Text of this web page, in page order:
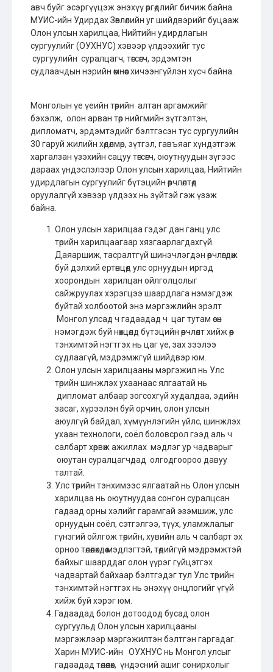
авч буйг эсэргүүцэж энэхүү өргөдлийг бичиж байна.
МУИС-ийн Удирдах Зөвлөлийн уг шийдвэрийг буцааж
Олон улсын харилцаа, Нийтийн удирдлагын
сургуулийг (ОУХНУС) хэвээр үлдээхийг тус
сургуулийн суралцагч, төгсөгч, эрдэмтэн
судлаачдын нэрийн өмнөөс хичээнгүйлэн хүсч байна.
Монголын үе үеийн төрийн алтан аргамжийг
бэхэлж, олон арван төр нийгмийн зүтгэлтэн,
дипломатч, эрдэмтэдийг бэлтгэсэн тус сургуулийн
30 гаруй жилийн хөдөлмөр, зүтгэл, гавъяаг хүндэтгэж
харгалзан үзэхийн сацуу төгсөгч, оюутнуудын зүгээс
дараах үндэслэлээр Олон улсын харилцаа, Нийтийн
удирдлагын сургуулийг бүтэцийн өөрчлөлтөд
оруулалгүй хэвээр үлдээх нь зүйтэй гэж үзэж
байна.
Олон улсын харилцаа гэдэг дан ганц улс
төрийн харилцаагаар хязгаарлагдахгүй.
Даяаршиж, тасралтгүй шинэчлэгдэн өөрчлөгдөж
буй дэлхий ертөнцөд улс орнуудын иргэд
хоорондын харилцан ойлголцолыг
сайжруулах хэрэгцээ шаардлага нэмэгдэж
буйтай холбоотой энэ мэргэжлийн эрэлт
Монгол улсад ч гадаадад ч цаг тутам өсөн
нэмэгдэж буй нөхцөлд бүтэцийн өөрчлөлт хийж өөр
тэнхимтэй нэгтгэх нь цаг үе, зах зээлээ
судлаагүй, мэдрэмжгүй шийдвэр юм.
Олон улсын харилцааны мэргэжил нь Улс
төрийн шинжлэх ухаанаас ялгаатай нь
дипломат албаар зогсохгүй худалдаа, эдийн
засаг, хүрээлэн буй орчин, олон улсын
аюулгүй байдал, хүмүүнлэгийн үйлс, шинжлэх
ухаан технологи, соёл боловсрол гээд аль ч
салбарт хөрвөж ажиллах мэдлэг ур чадварыг
оюутан суралцагчдад олгодгоороо давуу
талтай.
Улс төрийн тэнхимээс ялгаатай нь Олон улсын
харилцаа нь оюутнуудаа сонгон суралцсан
гадаад орны хэлийг гарамгай эзэмшиж, улс
орнуудын соёл, сэтгэлгээ, түүх, уламжлалыг
гүнзгий ойлгож төрийн, хувийн аль ч салбарт эх
орноо төлөөлөхдөө мэдлэгтэй, төдийгүй мэдрэмжтэй
байхыг шаарддаг олон үүрэг гүйцэтгэх
чадвартай байхаар бэлтгэдэг тул Улс төрийн
тэнхимтэй нэгтгэх нь энэхүү онцлогийг үгүй
хийж буй хэрэг юм.
Гадаадад болон дотоодод бусад олон
сургуульд Олон улсын харилцааны
мэргэжлээр мэргэжилтэн бэлтгэн гаргадаг.
Харин МУИС-ийн ОУХНУС нь Монгол улсыг
гадаадад төлөөлөх, үндэсний ашиг сонирхолыг